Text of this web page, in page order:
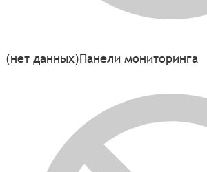
(нет данных)Панели мониторинга